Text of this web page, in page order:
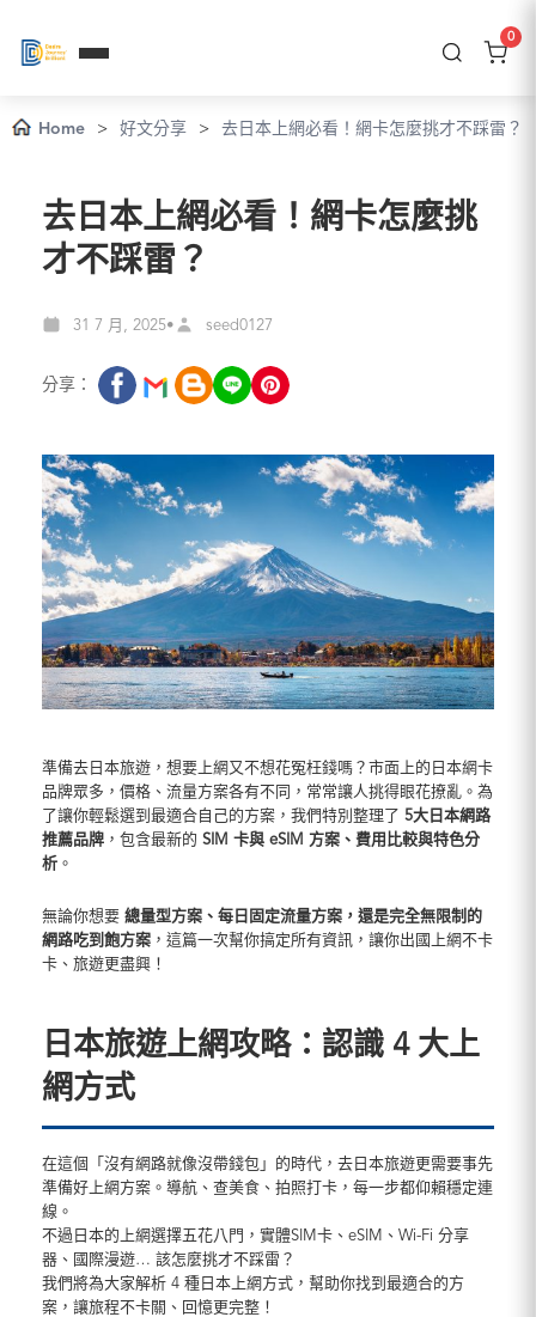
0
Home > 好文分享 > 去日本上網必看！網卡怎麼挑才不踩雷？
去日本上網必看！網卡怎麼挑
才不踩雷？
31 7 月, 2025• seed0127
分享：
準備去日本旅遊，想要上網又不想花冤枉錢嗎？市面上的日本網卡
品牌眾多，價格、流量方案各有不同，常常讓人挑得眼花撩亂。為
了讓你輕鬆選到最適合自己的方案，我們特別整理了 5大日本網路
推薦品牌 ，包含最新的 SIM 卡與 eSIM 方案、費用比較與特色分
析 。
無論你想要 總量型方案、每日固定流量方案，還是完全無限制的
網路吃到飽方案 ，這篇一次幫你搞定所有資訊，讓你出國上網不卡
卡、旅遊更盡興！
日本旅遊上網攻略：認識 4 大上
網方式
在這個「沒有網路就像沒帶錢包」的時代，去日本旅遊更需要事先
準備好上網方案。導航、查美食、拍照打卡，每一步都仰賴穩定連
線。
不過日本的上網選擇五花八門，實體SIM卡、eSIM、Wi-Fi 分享
器、國際漫遊… 該怎麼挑才不踩雷？
我們將為大家解析 4 種日本上網方式，幫助你找到最適合的方
案，讓旅程不卡關、回憶更完整！